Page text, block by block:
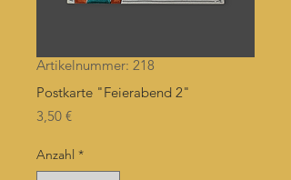
Artikelnummer: 218
Postkarte "Feierabend 2"
3,50 €Preis
Anzahl *